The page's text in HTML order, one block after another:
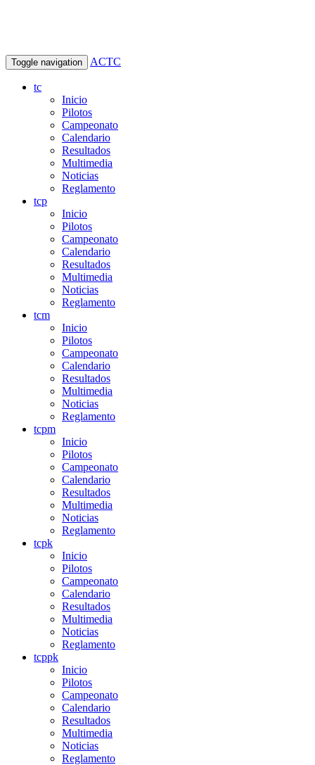
Toggle navigation ACTC
tc
Inicio
Pilotos
Campeonato
Calendario
Resultados
Multimedia
Noticias
Reglamento
tcp
Inicio
Pilotos
Campeonato
Calendario
Resultados
Multimedia
Noticias
Reglamento
tcm
Inicio
Pilotos
Campeonato
Calendario
Resultados
Multimedia
Noticias
Reglamento
tcpm
Inicio
Pilotos
Campeonato
Calendario
Resultados
Multimedia
Noticias
Reglamento
tcpk
Inicio
Pilotos
Campeonato
Calendario
Resultados
Multimedia
Noticias
Reglamento
tcppk
Inicio
Pilotos
Campeonato
Calendario
Resultados
Multimedia
Noticias
Reglamento